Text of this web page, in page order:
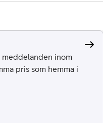
inom
pris som hemma i